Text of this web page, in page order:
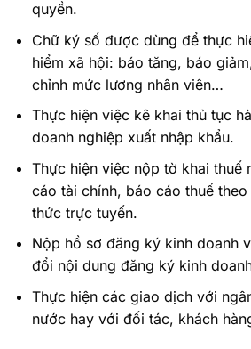
quyền.
Chữ ký số được dùng để thực
hiểm xã hội: báo tăng, báo
chỉnh mức lương nhân viên…
Thực hiện việc kê khai thủ tục
doanh nghiệp xuất nhập khẩu.
Thực hiện việc nộp tờ khai thuế
cáo tài chính, báo cáo thuế
thức trực tuyến.
Nộp hồ sơ đăng ký kinh doanh
đổi nội dung đăng ký kinh
Thực hiện các giao dịch với
nước hay với đối tác, khách